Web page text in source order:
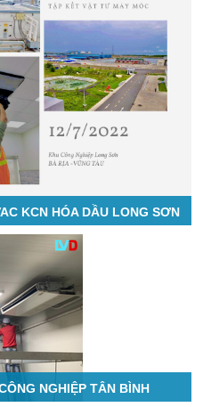
KCN HÓA DẦU LONG SƠN
NGHIỆP TÂN BÌNH